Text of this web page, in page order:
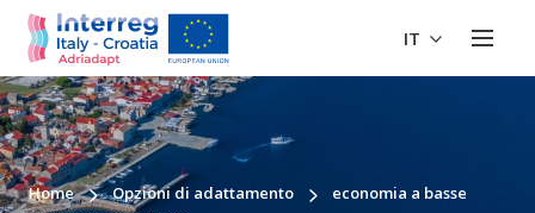
IT
Home Opzioni di adattamento
economia a basse